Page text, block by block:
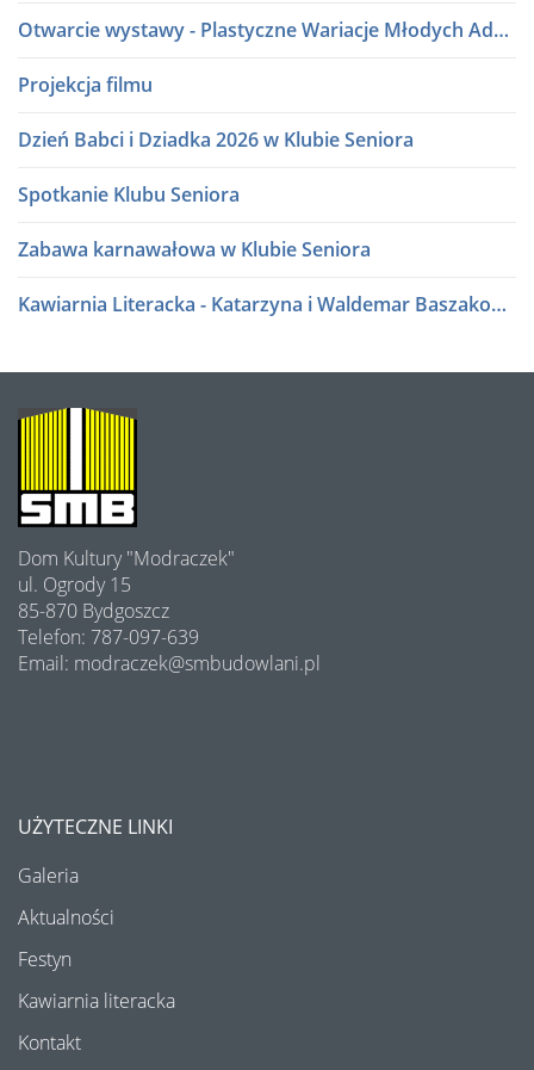
Otwarcie wystawy - Plastyczne Wariacje Młodych Adeptów Sztuki
Projekcja filmu
Dzień Babci i Dziadka 2026 w Klubie Seniora
Spotkanie Klubu Seniora
Zabawa karnawałowa w Klubie Seniora
Kawiarnia Literacka - Katarzyna i Waldemar Baszakowie
Kawiarnia Literacka - Roman Sidorkiewicz
Półki literatury - Kawiarnia Literacka
Program Edukacji Spółdzielczej 2025
Bezpieczny Senior - DEBATA
Półki literatury - Kawiarnia Literacka
Koncert z okazji Dnia Mamy i Taty
O
Dom Kultury "Modraczek"
ul. Ogrody 15
85-870 Bydgoszcz
Telefon: 787-097-639
Email: modraczek@smbudowlani.pl
UŻYTECZNE LINKI
Galeria
Aktualności
Festyn
Kawiarnia literacka
Kontakt